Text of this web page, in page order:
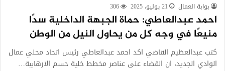
بوابة العمال 21 يوليو، 2025 306
احمد عبدالعاطي: حماة الجبهة الداخلية سدًا
منيعًا في وجه كل من يحاول النيل من الوطن
كتب عبدالعظيم القاضي اكد احمد عبدالعاطي رئيس اتحاد محلي عمال
الوادي الجديد، ان القضاء على عناصر مخطط خلية حسم الارهابية…